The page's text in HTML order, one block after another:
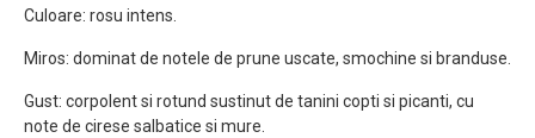
Culoare: rosu intens.
Miros: dominat de notele de prune uscate, smochine si branduse.
Gust: corpolent si rotund sustinut de tanini copti si picanti, cu
note de cirese salbatice si mure.